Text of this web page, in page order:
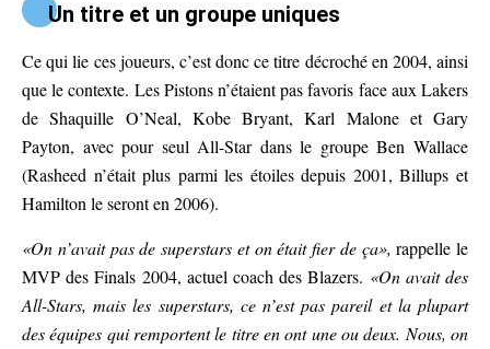
Un titre et un groupe uniques
Ce qui lie ces joueurs, c’est donc ce titre décroché en 2004, ainsi
que le contexte. Les Pistons n’étaient pas favoris face aux Lakers
de Shaquille O’Neal, Kobe Bryant, Karl Malone et Gary
Payton, avec pour seul All-Star dans le groupe Ben Wallace
(Rasheed n’était plus parmi les étoiles depuis 2001, Billups et
Hamilton le seront en 2006).
«On n’avait pas de superstars et on était fier de ça»,rappelle le
MVP des Finals 2004, actuel coach des Blazers. «On avait des
All-Stars, mais les superstars, ce n’est pas pareil et la plupart
des équipes qui remportent le titre en ont une ou deux. Nous, on